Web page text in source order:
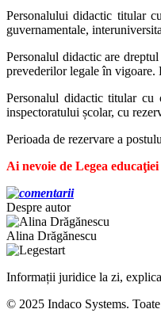
Personalului didactic titular
guvernamentale,
Personalul didactic are dreptul
prevederilor legale în vigoare.
Personalul didactic titular cu
inspectoratului școlar, cu
Perioada de rezervare a
Ai nevoie de Legea
Despre autor
Alina Drăgănescu
Informații juridice la zi,
© 2025 Indaco Systems.